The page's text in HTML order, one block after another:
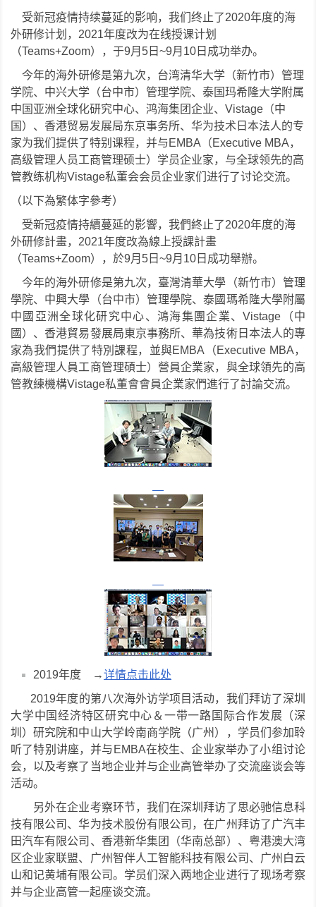
受新冠疫情持续蔓延的影响，我们终止了2020年度的海
外研修计划，2021年度改为在线授课计划
（Teams+Zoom），于9月5日~9月10日成功举办。
今年的海外研修是第九次，台湾清华大学（新竹市）管理
学院、中兴大学（台中市）管理学院、泰国玛希隆大学附属
中国亚洲全球化研究中心、鸿海集团企业、Vistage（中
国）、香港贸易发展局东京事务所、华为技术日本法人的专
家为我们提供了特别课程，并与EMBA（Executive MBA，
高级管理人员工商管理硕士）学员企业家，与全球领先的高
管教练机构Vistage私董会会员企业家们进行了讨论交流。
（以下為繁体字參考）
受新冠疫情持續蔓延的影響，我們終止了2020年度的海
外研修計畫，2021年度改為線上授課計畫
（Teams+Zoom），於9月5日~9月10日成功舉辦。
今年的海外研修是第九次，臺灣清華大學（新竹市）管理
學院、中興大學（台中市）管理學院、泰國瑪希隆大學附屬
中國亞洲全球化研究中心、鴻海集團企業、Vistage（中
國）、香港貿易發展局東京事務所、華為技術日本法人的專
家為我們提供了特別課程，並與EMBA（Executive MBA，
高級管理人員工商管理碩士）營員企業家，與全球領先的高
管教練機構Vistage私董會會員企業家們進行了討論交流。
2019年度 →详情点击此处
2019年度的第八次海外访学项目活动，我们拜访了深圳
大学中国经济特区研究中心＆一带一路国际合作发展（深
圳）研究院和中山大学岭南商学院（广州），学员们参加聆
听了特别讲座，并与EMBA在校生、企业家举办了小组讨论
会，以及考察了当地企业并与企业高管举办了交流座谈会等
活动。
另外在企业考察环节，我们在深圳拜访了思必驰信息科
技有限公司、华为技术股份有限公司，在广州拜访了广汽丰
田汽车有限公司、香港新华集团（华南总部）、粤港澳大湾
区企业家联盟、广州智伴人工智能科技有限公司、广州白云
山和记黄埔有限公司。学员们深入两地企业进行了现场考察
并与企业高管一起座谈交流。